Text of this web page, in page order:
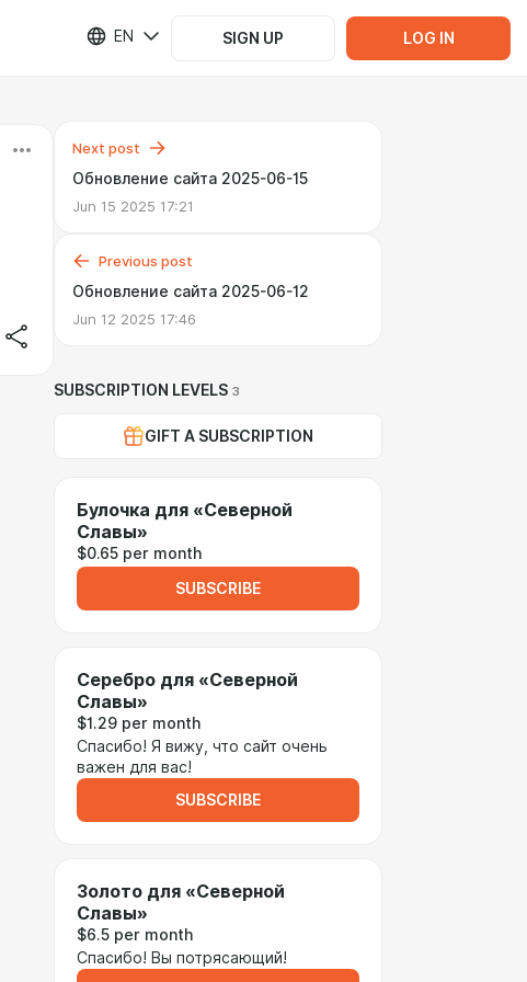
EN SIGN UP LOG IN
Next post
Обновление сайта 2025-06-15
Jun 15 2025 17:21
Previous post
Обновление сайта 2025-06-12
Jun 12 2025 17:46
SUBSCRIPTION LEVELS 3
GIFT A SUBSCRIPTION
Булочка для «Северной
Славы»
$0.65 per month
SUBSCRIBE
Серебро для «Северной
Славы»
$1.29 per month
Спасибо! Я вижу, что сайт очень
важен для вас!
SUBSCRIBE
Золото для «Северной
Славы»
$6.5 per month
Спасибо! Вы потрясающий!